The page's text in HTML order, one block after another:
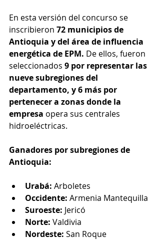
En esta versión del concurso se
inscribieron 72 municipios de
Antioquia y del área de influencia
energética de EPM. De ellos, fueron
seleccionados 9 por representar las
nueve subregiones del
departamento, y 6 más por
pertenecer a zonas donde la
empresa opera sus centrales
hidroeléctricas.
Ganadores por subregiones de
Antioquia:
Urabá: Arboletes
Occidente: Armenia Mantequilla
Suroeste: Jericó
Norte: Valdivia
Nordeste: San Roque